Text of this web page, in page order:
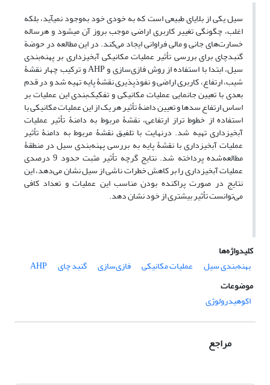
سیل یکی از بلایای طبیعی است که به خودی خود به‌وجود نمی‏آید، بلکه
اغلب، چگونگی تغییر کاربری اراضی موجب بروز آن می‏شود و هرساله
خسارت‌های جانی و مالی فراوانی ‌ایجاد می‌کند. در این مطالعه در حوضة
گنبدچای برای بررسی تأثیر عملیات مکانیکی آبخیزداری بر پهنه‌بندی
سیل، ابتدا با استفاده از روش فازی‌سازی و AHP و ترکیب چهار نقشۀ
شیب، ارتفاع، کاربری اراضی و نفوذپذیری نقشۀ پایه تهیه شد و در قدم
بعدی با تعیین جانمایی عملیات مکانیکی و تفکیک‌بندی این عملیات بر
اساس ارتفاع سدها و تعیین دامنۀ تأثیر هر یک از این عملیات مکانیکی با
استفاده از خطوط تراز ارتفاعی، نقشۀ مربوط به دامنۀ تأثیر عملیات
آبخیزداری تهیه شد. در‌نهایت با تلفیق نقشۀ مربوط به دامنۀ تأثیر
عملیات آبخیزداری با نقشۀ پایه به بررسی پهنه‌بندی سیل در منطقۀ
‌مطالعه‌شده پرداخته شد. نتایج گرچه تأثیر مثبت حدود‌ 9 درصدی
عملیات آبخیزداری را بر کاهش خطرات ناشی از سیل نشان می‌دهد، این
نتایج در صورت پراکنده بودن مناسب این عملیات و تعداد کافی
می‌توانست تأثیر بیشتری از خود نشان دهد.
کلیدواژه‌ها
بهنه‌بندی سیل‌
عملیات مکانیکی فازی‌سازی‌ گنبد چای
AHP
موضوعات
اکوهیدرولوژی
مراجع